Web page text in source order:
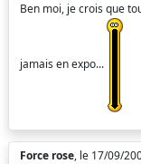
Ben moi, je crois que
jamais en expo...
Force rose, le 17/09/